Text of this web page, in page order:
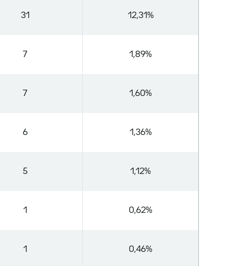
31 12,31%
7 1,89%
7 1,60%
6 1,36%
5 1,12%
1 0,62%
1 0,46%